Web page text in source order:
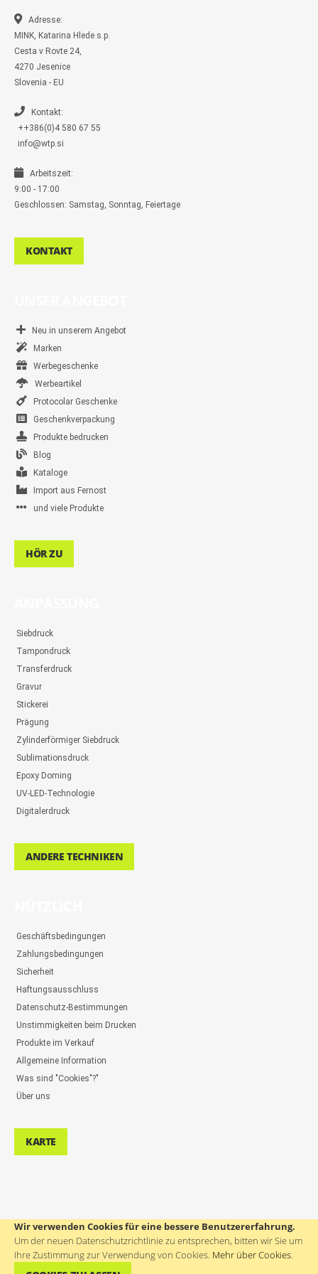
Wir verwenden Cookies für eine bessere Benutzererfahrung.
Um der neuen Datenschutzrichtlinie zu entsprechen, bitten wir Sie um
Ihre Zustimmung zur Verwendung von Cookies. Mehr über Cookies.
k
-
m
e
s
s
e
n
r
Adresse:
MINK, Katarina Hlede s.p.
Cesta v Rovte 24,
4270 Jesenice
Slovenia - EU
Kontakt:
++386(0)4 580 67 55
info@wtp.si
Arbeitszeit:
9:00 - 17:00
Geschlossen: Samstag, Sonntag, Feiertage
KONTAKT
Neu in unserem Angebot
Marken
Werbegeschenke
Werbeartikel
Protocolar Geschenke
Geschenkverpackung
Produkte bedrucken
Blog
Kataloge
Import aus Fernost
und viele Produkte
HÖR ZU
Siebdruck
Tampondruck
Transferdruck
Gravur
Stickerei
Prägung
Zylinderförmiger Siebdruck
Sublimationsdruck
Epoxy Doming
UV-LED-Technologie
Digitalerdruck
ANDERE TECHNIKEN
Geschäftsbedingungen
Zahlungsbedingungen
Sicherheit
Haftungsausschluss
Datenschutz-Bestimmungen
Unstimmigkeiten beim Drucken
Produkte im Verkauf
Allgemeine Information
Was sind "Cookies"?"
Über uns
KARTE
UNTERSTÜTZUNG DER BENUTZER: ++386(0)4 580 67 55